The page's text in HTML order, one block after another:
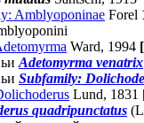
Amblyoponinae Forel
Ward, 1994
Adetomyrma venatrix
Subfamily:
Lund, 1831
quadripunctatus